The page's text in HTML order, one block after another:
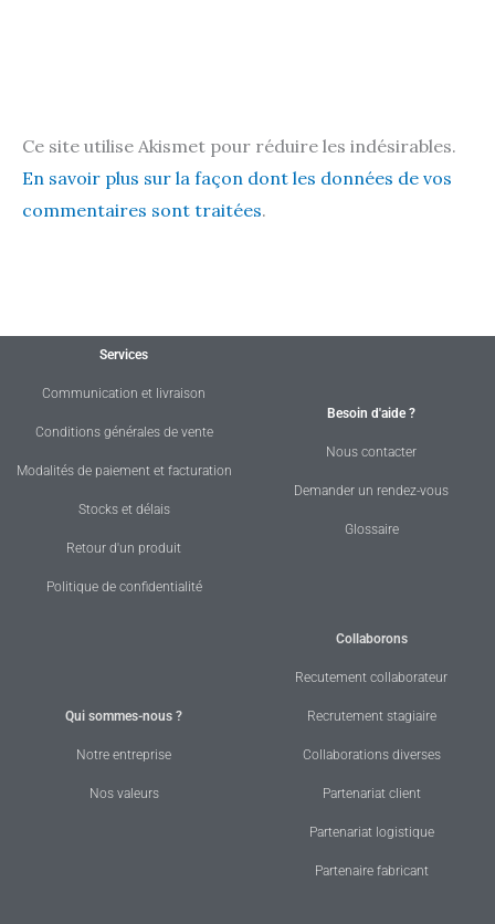
Ce site utilise Akismet pour réduire les indésirables.
En savoir plus sur la façon dont les données de vos
commentaires sont traitées.
Services
Communication et livraison
Conditions générales de vente
Modalités de paiement et facturation
Stocks et délais
Retour d'un produit
Politique de confidentialité
Besoin d'aide ?
Nous contacter
Demander un rendez-vous
Glossaire
Qui sommes-nous ?
Notre entreprise
Nos valeurs
Collaborons
Recutement collaborateur
Recrutement stagiaire
Collaborations diverses
Partenariat client
Partenariat logistique
Partenaire fabricant